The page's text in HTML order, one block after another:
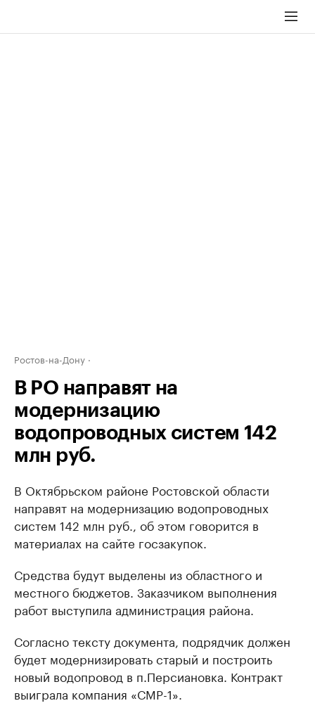
Ростов-на-Дону
В РО направят на
модернизацию
водопроводных систем 142
млн руб.
В Октябрьском районе Ростовской области
направят на модернизацию водопроводных
систем 142 млн руб., об этом говорится в
материалах на сайте госзакупок.
Средства будут выделены из областного и
местного бюджетов. Заказчиком выполнения
работ выступила администрация района.
Согласно тексту документа, подрядчик должен
будет модернизировать старый и построить
новый водопровод в п.Персиановка. Контракт
выиграла компания «СМР-1».